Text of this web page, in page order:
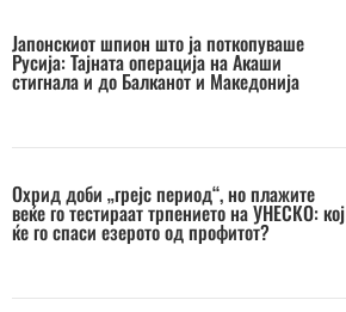
Јапонскиот шпион што ја поткопуваше
Русија: Тајната операција на Акаши
стигнала и до Балканот и Македонија
Охрид доби „грејс период“, но плажите
веќе го тестираат трпението на УНЕСКО: кој
ќе го спаси езерото од профитот?